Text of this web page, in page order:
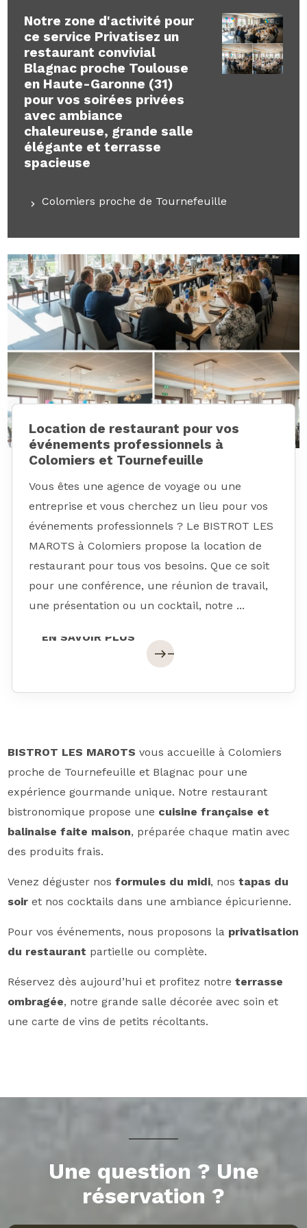
Notre zone d'activité pour
ce service Privatisez un
restaurant convivial
Blagnac proche Toulouse
en Haute-Garonne (31)
pour vos soirées privées
avec ambiance
chaleureuse, grande salle
élégante et terrasse
spacieuse
Colomiers proche de Tournefeuille
Location de restaurant pour vos
événements professionnels à
Colomiers et Tournefeuille
Vous êtes une agence de voyage ou une
entreprise et vous cherchez un lieu pour vos
événements professionnels ? Le BISTROT LES
MAROTS à Colomiers propose la location de
restaurant pour tous vos besoins. Que ce soit
pour une conférence, une réunion de travail,
une présentation ou un cocktail, notre ...
EN SAVOIR PLUS
easteast
BISTROT LES MAROTS vous accueille à Colomiers
proche de Tournefeuille et Blagnac pour une
expérience gourmande unique. Notre restaurant
bistronomique propose une cuisine française et
balinaise faite maison, préparée chaque matin avec
des produits frais.
Venez déguster nosformules du midi, nostapas du
soir et nos cocktails dans une ambiance épicurienne.
Pour vos événements, nous proposons la privatisation
du restaurant partielle ou complète.
Réservez dès aujourd’hui et profitez notreterrasse
ombragée, notre grande salle décorée avec soin et
une carte de vins de petits récoltants.
Une question ? Une
réservation ?